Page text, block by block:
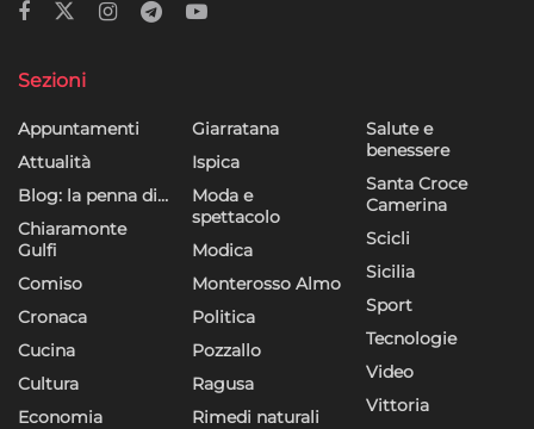
Sezioni
Appuntamenti
Attualità
Blog: la penna di…
Chiaramonte
Gulfi
Comiso
Cronaca
Cucina
Cultura
Economia
Giarratana
Ispica
Moda e
spettacolo
Modica
Monterosso Almo
Politica
Pozzallo
Ragusa
Rimedi naturali
Salute e
benessere
Santa Croce
Camerina
Scicli
Sicilia
Sport
Tecnologie
Video
Vittoria